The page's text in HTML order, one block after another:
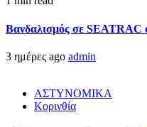
Βανδαλισμός σε SEATRAC
3 ημέρες ago admin
ΑΣΤΥΝΟΜΙΚΑ
Κορινθία